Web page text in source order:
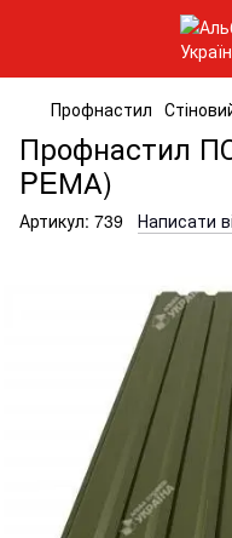
Профнастил
Профнастил
PEМА)
Артикул: 739 Написати